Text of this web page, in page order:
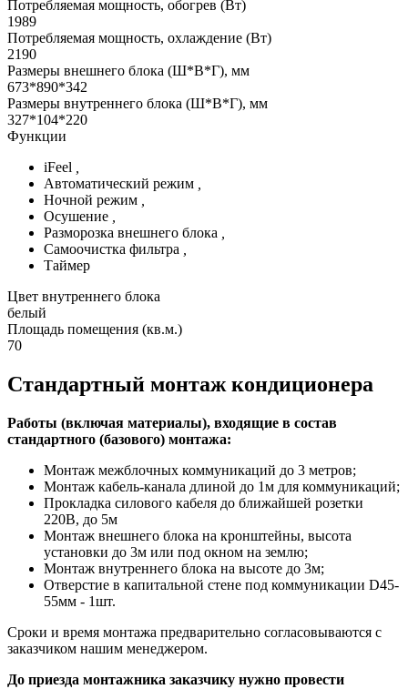
Потребляемая мощность, обогрев (Вт)
1989
Потребляемая мощность, охлаждение (Вт)
2190
Размеры внешнего блока (Ш*В*Г), мм
673*890*342
Размеры внутреннего блока (Ш*В*Г), мм
327*104*220
Функции
iFeel
Автоматический режим
Ночной режим
Осушение
Разморозка внешнего блока
Самоочистка фильтра
Таймер
Цвет внутреннего блока
белый
Площадь помещения (кв.м.)
70
Стандартный монтаж кондиционера
Работы (включая материалы), входящие в состав
стандартного (базового) монтажа:
Монтаж межблочных коммуникаций до 3 метров;
Монтаж кабель-канала длиной до 1м для коммуникаций;
Прокладка силового кабеля до ближайшей розетки
220В, до 5м
Монтаж внешнего блока на кронштейны, высота
установки до 3м или под окном на землю;
Монтаж внутреннего блока на высоте до 3м;
Отверстие в капитальной стене под коммуникации D45-
55мм - 1шт.
Сроки и время монтажа предварительно согласовываются с
заказчиком нашим менеджером.
До приезда монтажника заказчику нужно провести